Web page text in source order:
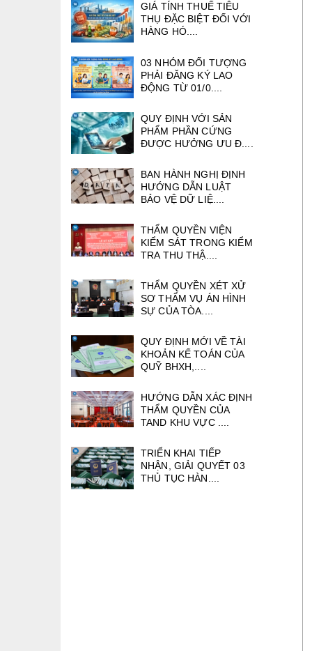
GIÁ TÍNH THUẾ TIÊU
THỤ ĐẶC BIỆT ĐỐI VỚI
HÀNG HÓ....
03 NHÓM ĐỐI TƯỢNG
PHẢI ĐĂNG KÝ LAO
ĐỘNG TỪ 01/0....
QUY ĐỊNH VỚI SẢN
PHẨM PHẦN CỨNG
ĐƯỢC HƯỞNG ƯU Đ....
BAN HÀNH NGHỊ ĐỊNH
HƯỚNG DẪN LUẬT
BẢO VỆ DỮ LIỆ....
THẨM QUYỀN VIỆN
KIỂM SÁT TRONG KIỂM
TRA THU THẬ....
THẨM QUYỀN XÉT XỬ
SƠ THẨM VỤ ÁN HÌNH
SỰ CỦA TÒA....
QUY ĐỊNH MỚI VỀ TÀI
KHOẢN KẾ TOÁN CỦA
QUỸ BHXH,....
HƯỚNG DẪN XÁC ĐỊNH
THẨM QUYỀN CỦA
TAND KHU VỰC ....
TRIỂN KHAI TIẾP
NHẬN, GIẢI QUYẾT 03
THỦ TỤC HÀN....